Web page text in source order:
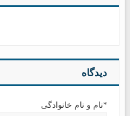
دیدگاه
*نام و نام خانوادگی